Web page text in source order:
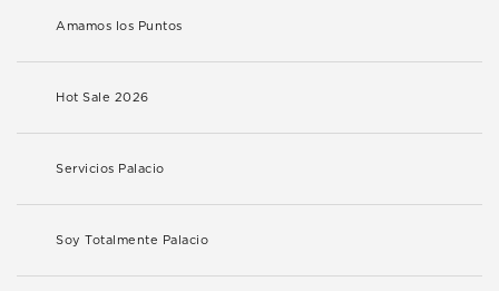
Amamos los Puntos
Hot Sale 2026
Servicios Palacio
Soy Totalmente Palacio